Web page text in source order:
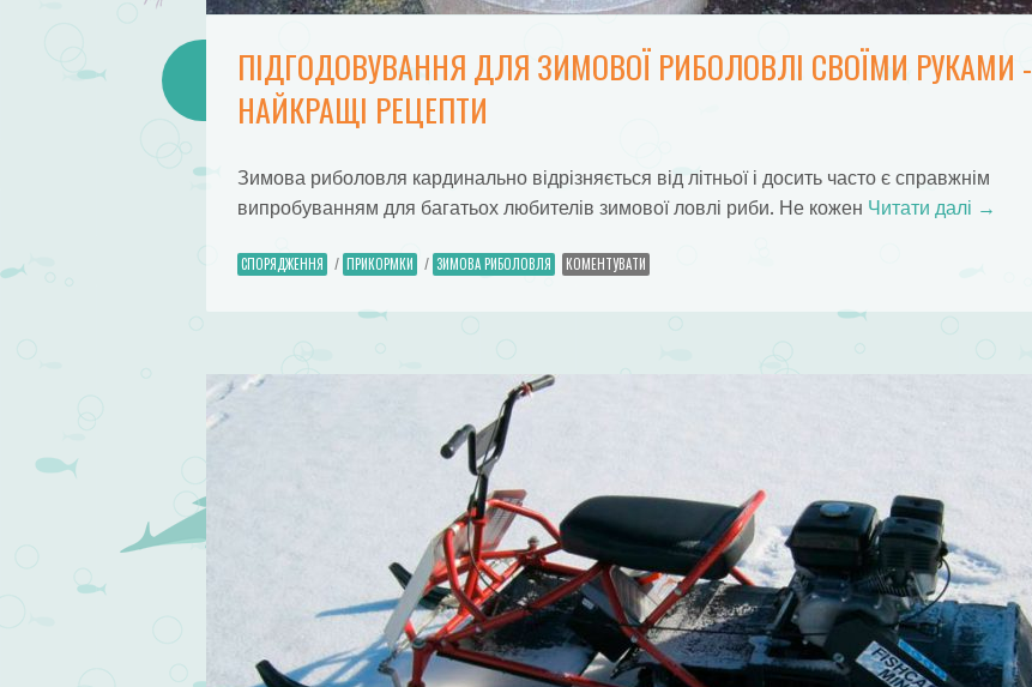
ПІДГОДОВУВАННЯ ДЛЯ ЗИМОВОЇ РИБОЛОВЛІ СВОЇМИ РУКАМИ -
НАЙКРАЩІ РЕЦЕПТИ
Зимова риболовля кардинально відрізняється від літньої і досить часто є справжнім
випробуванням для багатьох любителів зимової ловлі риби. Не кожен Читати далі →
СПОРЯДЖЕННЯ / ПРИКОРМКИ / ЗИМОВА РИБОЛОВЛЯ КОМЕНТУВАТИ